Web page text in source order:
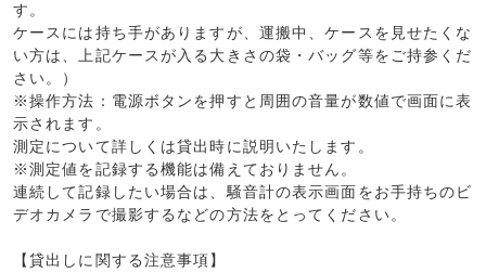
す。
ケースには持ち手がありますが、運搬中、ケースを見せたくな
い方は、上記ケースが入る大きさの袋・バッグ等をご持参くだ
さい。）
※操作方法：電源ボタンを押すと周囲の音量が数値で画面に表
示されます。
測定について詳しくは貸出時に説明いたします。
※測定値を記録する機能は備えておりません。
連続して記録したい場合は、騒音計の表示画面をお手持ちのビ
デオカメラで撮影するなどの方法をとってください。
【貸出しに関する注意事項】